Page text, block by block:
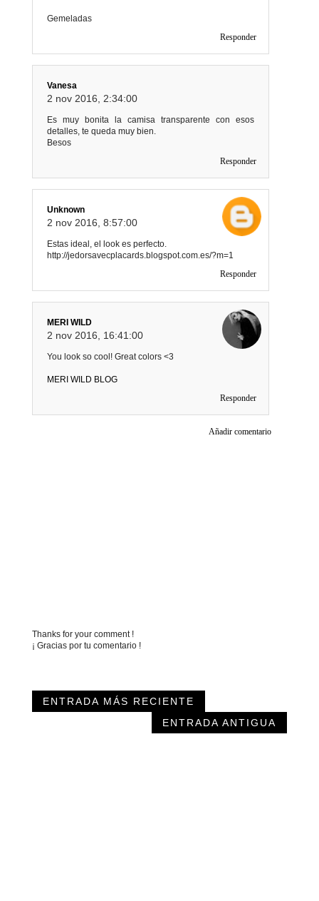
Gemeladas
Responder
Vanesa
2 nov 2016, 2:34:00
Es muy bonita la camisa transparente con esos
detalles, te queda muy bien.
Besos
Responder
Unknown
2 nov 2016, 8:57:00
Estas ideal, el look es perfecto.
http://jedorsavecplacards.blogspot.com.es/?m=1
Responder
MERI WILD
2 nov 2016, 16:41:00
You look so cool! Great colors <3
MERI WILD BLOG
Responder
Añadir comentario
Thanks for your comment !
¡ Gracias por tu comentario !
ENTRADA MÁS RECIENTE
ENTRADA ANTIGUA